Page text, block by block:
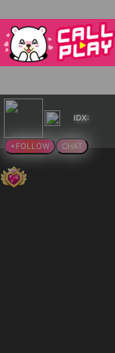
IDX:
+FOLLOW CHAT